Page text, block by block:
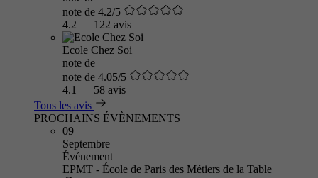
note de 4.2/5
4.2 — 122 avis
Ecole Chez Soi
note de
note de 4.05/5
4.1 — 58 avis
Tous les avis
PROCHAINS ÉVÈNEMENTS
09
Septembre
Événement
EPMT - École de Paris des Métiers de la Table